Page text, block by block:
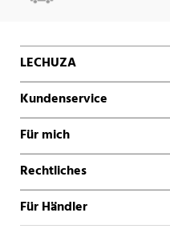
LECHUZA
Kundenservice
Für mich
Rechtliches
Für Händler